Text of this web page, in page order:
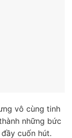
vô cùng tinh
những bức
cuốn hút.